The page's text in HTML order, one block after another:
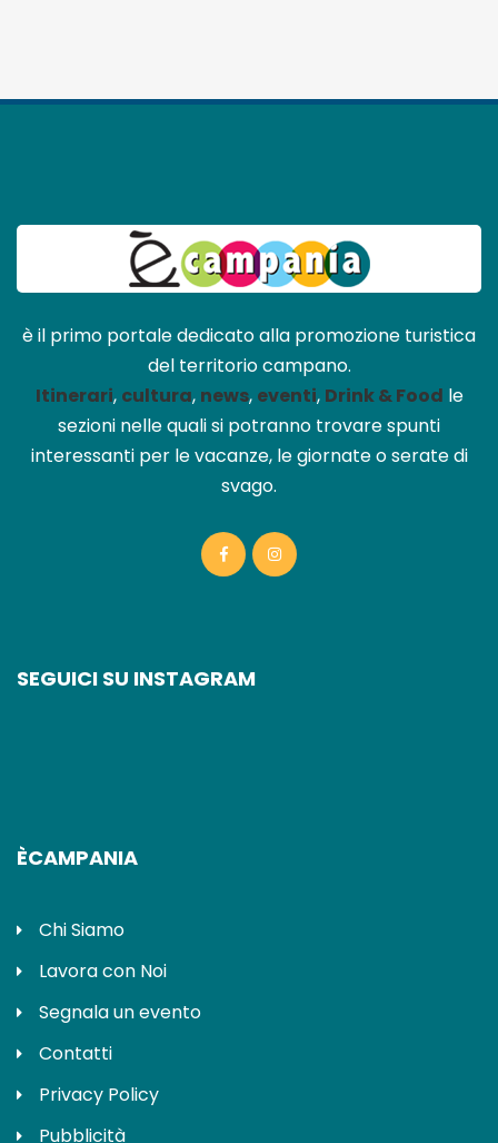
è il primo portale dedicato alla promozione turistica
del territorio campano.
Itinerari, cultura, news, eventi, Drink & Food le
sezioni nelle quali si potranno trovare spunti
interessanti per le vacanze, le giornate o serate di
svago.
SEGUICI SU INSTAGRAM
ÈCAMPANIA
Chi Siamo
Lavora con Noi
Segnala un evento
Contatti
Privacy Policy
Pubblicità